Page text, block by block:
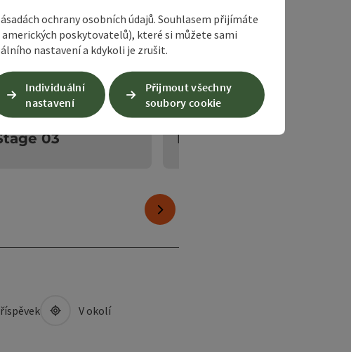
otevřít copyright
03 Lynx Trail Etapa 02
nächstes Element
V okolí
ochrany osobních údajů. Souhlasem přijímáte
poskytovatelů), které si můžete sami
nastavení a kdykoli je zrušit.
Individuální
nastavení
Přijmout všechny
soubory cookie